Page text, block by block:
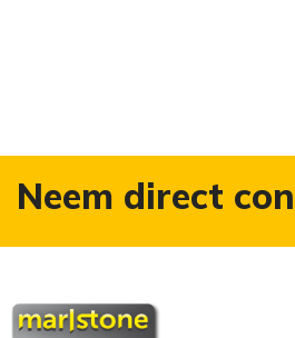
Neem direct